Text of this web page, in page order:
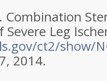
Combination
Leg
ct2/show/
2014.